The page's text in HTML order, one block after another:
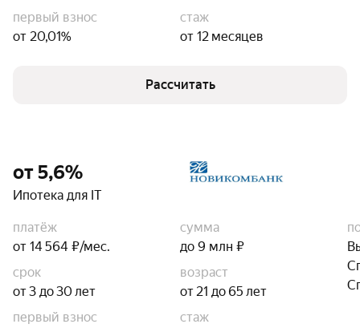
первый взнос
от 20,01%
стаж
от 12 месяцев
Рассчитать
от 5,6%
Ипотека для IT
платёж
от 14 564 ₽/мес.
сумма
до 9 млн ₽
срок
от 3 до 30 лет
возраст
от 21 до 65 лет
первый взнос
стаж